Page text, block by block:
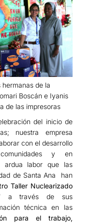
hermanas de la
Boscán e Iyanis
de las impresoras
del inicio de
nuestra empresa
con el desarrollo
y en
ardua labor que las
de Santa Ana han
Taller Nuclearizado
a través de sus
técnica en las
para el trabajo,